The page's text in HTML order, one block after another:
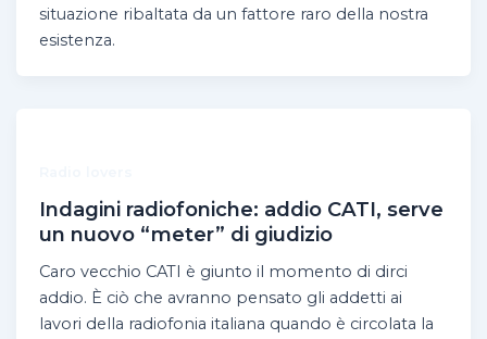
situazione ribaltata da un fattore raro della nostra
esistenza.
Indagini radiofoniche: addio CATI, serve
un nuovo “meter” di giudizio
Caro vecchio CATI è giunto il momento di dirci
addio. È ciò che avranno pensato gli addetti ai
lavori della radiofonia italiana quando è circolata la